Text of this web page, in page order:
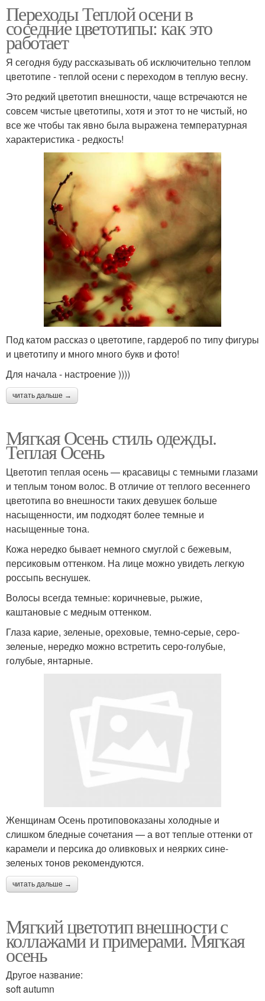
Переходы Теплой осени в
соседние цветотипы: как это
работает
Я сегодня буду рассказывать об исключительно теплом
цветотипе - теплой осени с переходом в теплую весну.
Это редкий цветотип внешности, чаще встречаются не
совсем чистые цветотипы, хотя и этот то не чистый, но
все же чтобы так явно была выражена температурная
характеристика - редкость!
Под катом рассказ о цветотипе, гардероб по типу фигуры
и цветотипу и много много букв и фото!
Для начала - настроение ))))
читать дальше →
Мягкая Осень стиль одежды.
Теплая Осень
Цветотип теплая осень — красавицы с темными глазами
и теплым тоном волос. В отличие от теплого весеннего
цветотипа во внешности таких девушек больше
насыщенности, им подходят более темные и
насыщенные тона.
Кожа нередко бывает немного смуглой с бежевым,
персиковым оттенком. На лице можно увидеть легкую
россыпь веснушек.
Волосы всегда темные: коричневые, рыжие,
каштановые с медным оттенком.
Глаза карие, зеленые, ореховые, темно-серые, серо-
зеленые, нередко можно встретить серо-голубые,
голубые, янтарные.
Женщинам Осень протиповоказаны холодные и
слишком бледные сочетания — а вот теплые оттенки от
карамели и персика до оливковых и неярких сине-
зеленых тонов рекомендуются.
читать дальше →
Мягкий цветотип внешности с
коллажами и примерами. Мягкая
осень
Другое название:
soft autumn